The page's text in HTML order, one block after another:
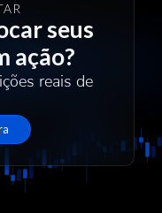
seus
ação?
reais de